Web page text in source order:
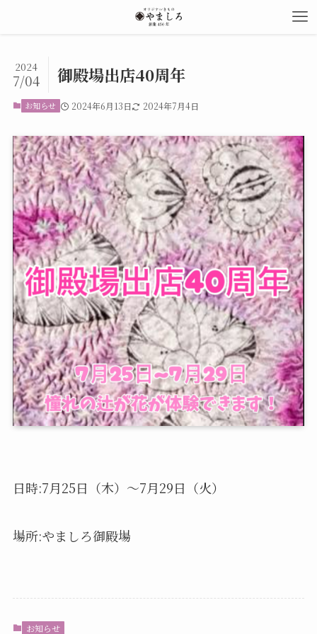
御殿場出店40周年
2024
7/04
お知らせ 2024年6月13日 2024年7月4日
日時:7月25日（木）〜7月29日（火）
場所:やましろ御殿場
お知らせ